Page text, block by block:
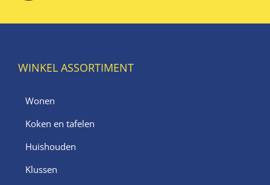
WINKEL ASSORTIMENT
Wonen
Koken en tafelen
Huishouden
Klussen